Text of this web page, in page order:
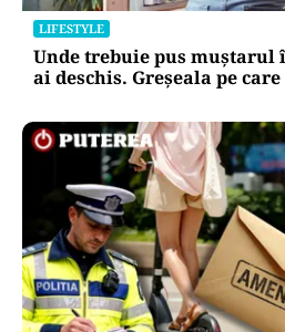
LIFESTYLE
Unde trebuie pus muștarul
ai deschis. Greșeala pe